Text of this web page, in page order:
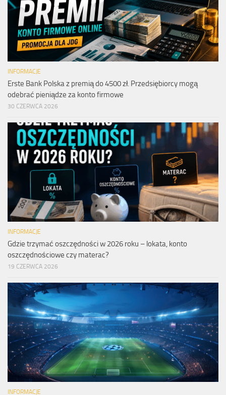
INFORMACJE
Erste Bank Polska z premią do 4500 zł. Przedsiębiorcy mogą
odebrać pieniądze za konto firmowe
30 CZERWCA 2026
INFORMACJE
Gdzie trzymać oszczędności w 2026 roku – lokata, konto
oszczędnościowe czy materac?
19 CZERWCA 2026
INFORMACJE